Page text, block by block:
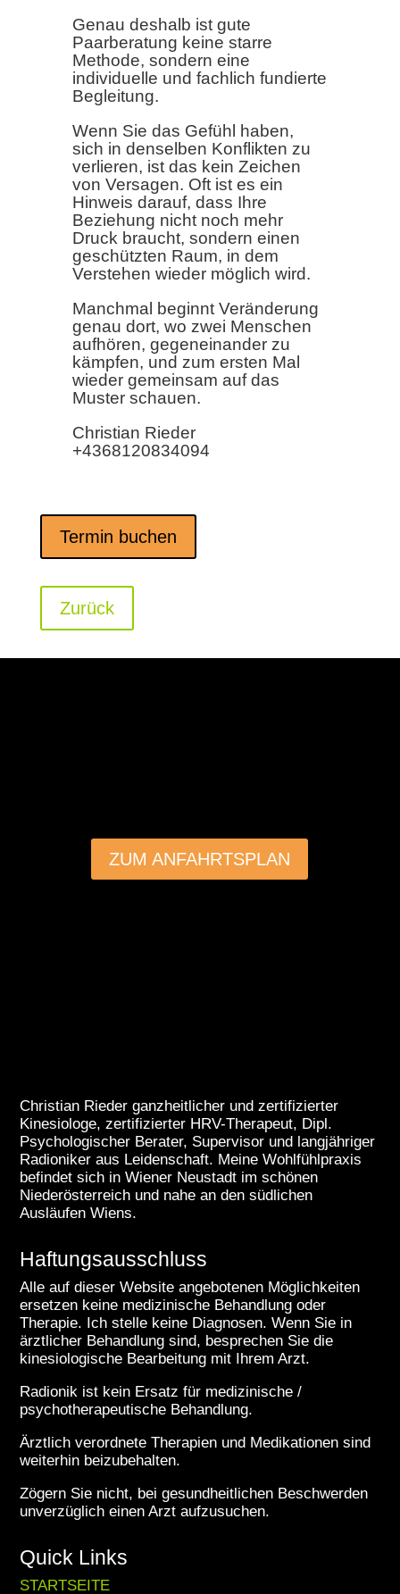
Genau deshalb ist gute
Paarberatung keine starre
Methode, sondern eine
individuelle und fachlich fundierte
Begleitung.
Wenn Sie das Gefühl haben,
sich in denselben Konflikten zu
verlieren, ist das kein Zeichen
von Versagen. Oft ist es ein
Hinweis darauf, dass Ihre
Beziehung nicht noch mehr
Druck braucht, sondern einen
geschützten Raum, in dem
Verstehen wieder möglich wird.
Manchmal beginnt Veränderung
genau dort, wo zwei Menschen
aufhören, gegeneinander zu
kämpfen, und zum ersten Mal
wieder gemeinsam auf das
Muster schauen.
Christian Rieder
+4368120834094
Termin buchen
Zurück
ZUM ANFAHRTSPLAN
Christian Rieder ganzheitlicher und zertifizierter
Kinesiologe, zertifizierter HRV-Therapeut, Dipl.
Psychologischer Berater, Supervisor und langjähriger
Radioniker aus Leidenschaft. Meine Wohlfühlpraxis
befindet sich in Wiener Neustadt im schönen
Niederösterreich und nahe an den südlichen
Ausläufen Wiens.
Haftungsausschluss
Alle auf dieser Website angebotenen Möglichkeiten
ersetzen keine medizinische Behandlung oder
Therapie. Ich stelle keine Diagnosen. Wenn Sie in
ärztlicher Behandlung sind, besprechen Sie die
kinesiologische Bearbeitung mit Ihrem Arzt.
Radionik ist kein Ersatz für medizinische /
psychotherapeutische Behandlung.
Ärztlich verordnete Therapien und Medikationen sind
weiterhin beizubehalten.
Zögern Sie nicht, bei gesundheitlichen Beschwerden
unverzüglich einen Arzt aufzusuchen.
Quick Links
STARTSEITE